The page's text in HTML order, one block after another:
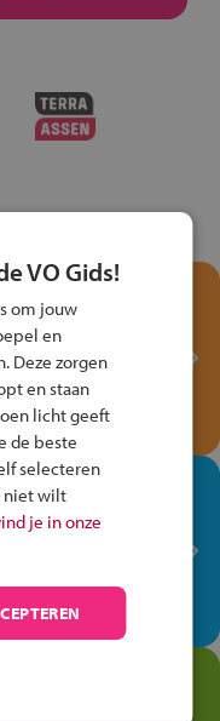
met het
Verkeersspel
fiets!
ben je op je
jouw talent
waar elke dag
de
VO Gids!
om jouw
en
Deze zorgen
en staan
licht geeft
de beste
selecteren
niet wilt
je in onze